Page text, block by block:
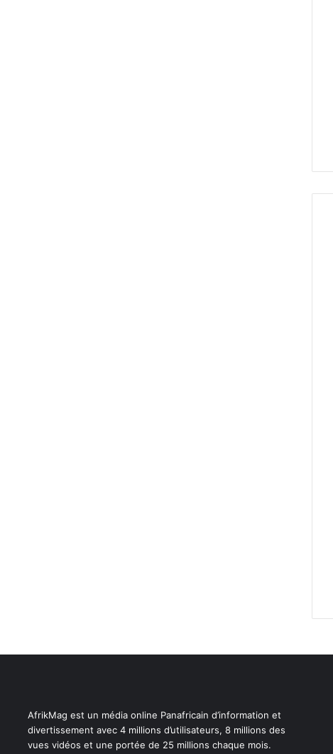
AfrikMag est un média online Panafricain d’information et
divertissement avec 4 millions d’utilisateurs, 8 millions des
vues vidéos et une portée de 25 millions chaque mois.